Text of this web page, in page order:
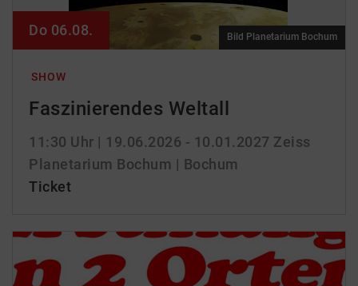
SHOW
Faszinierendes Weltall
11:30 Uhr | 19.06.2026 - 10.01.2027 Zeiss
Planetarium Bochum | Bochum
Ticket
Do 06.08. Bild Planetarium Bochum